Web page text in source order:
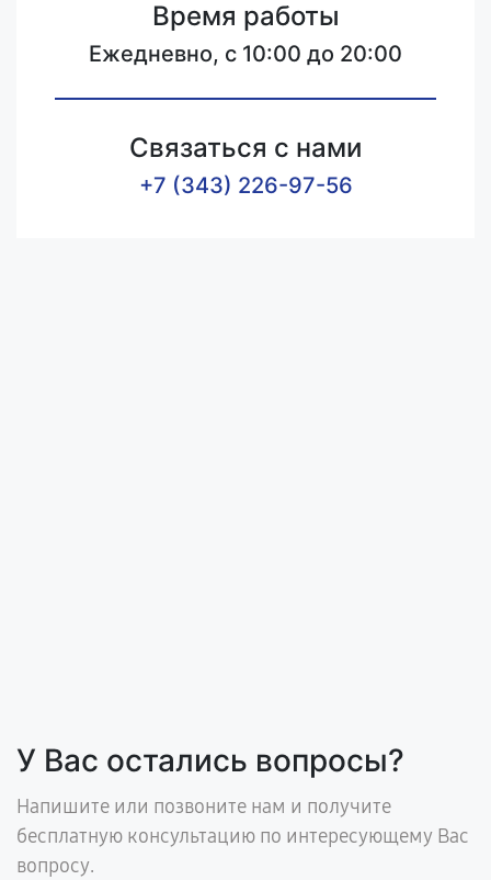
Время работы
Ежедневно, с 10:00 до 20:00
Связаться с нами
+7 (343) 226-97-56
У Вас остались вопросы?
Напишите или позвоните нам и получите
бесплатную консультацию по интересующему Вас
вопросу.